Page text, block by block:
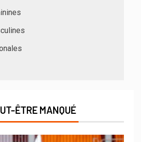
ÊTRE MANQUÉ